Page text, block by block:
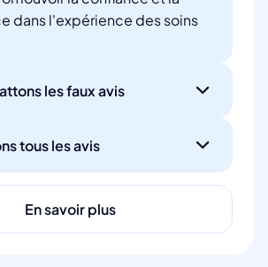
dans l'expérience des soins
les faux avis
tous les avis
En savoir plus